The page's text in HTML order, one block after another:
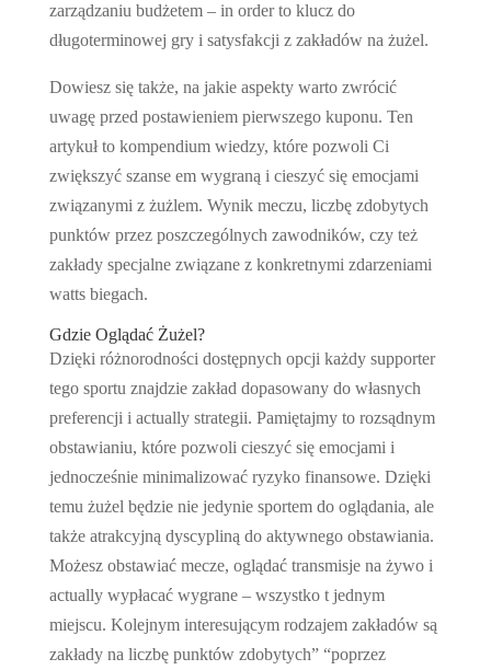
zarządzaniu budżetem – in order to klucz do
długoterminowej gry i satysfakcji z zakładów na żużel.
Dowiesz się także, na jakie aspekty warto zwrócić
uwagę przed postawieniem pierwszego kuponu. Ten
artykuł to kompendium wiedzy, które pozwoli Ci
zwiększyć szanse em wygraną i cieszyć się emocjami
związanymi z żużlem. Wynik meczu, liczbę zdobytych
punktów przez poszczególnych zawodników, czy też
zakłady specjalne związane z konkretnymi zdarzeniami
watts biegach.
Gdzie Oglądać Żużel?
Dzięki różnorodności dostępnych opcji każdy supporter
tego sportu znajdzie zakład dopasowany do własnych
preferencji i actually strategii. Pamiętajmy to rozsądnym
obstawianiu, które pozwoli cieszyć się emocjami i
jednocześnie minimalizować ryzyko finansowe. Dzięki
temu żużel będzie nie jedynie sportem do oglądania, ale
także atrakcyjną dyscypliną do aktywnego obstawiania.
Możesz obstawiać mecze, oglądać transmisje na żywo i
actually wypłacać wygrane – wszystko t jednym
miejscu. Kolejnym interesującym rodzajem zakładów są
zakłady na liczbę punktów zdobytych” “poprzez